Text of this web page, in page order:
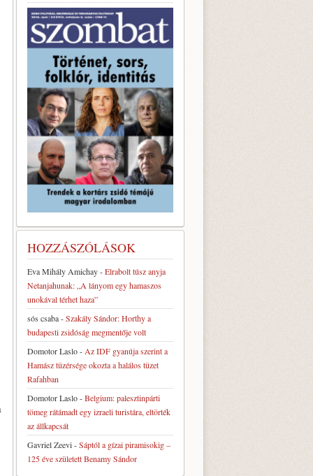
HOZZÁSZÓLÁSOK
Eva Mihály Amichay-Elrabolt túsz anyja
Netanjahunak: „A lányom egy hamaszos
unokával térhet haza”
sós csaba-Szakály Sándor: Horthy a
budapesti zsidóság megmentője volt
Domotor Laslo- Az IDF gyanúja szerint a
Hamász tüzérsége okozta a halálos tüzet
Rafahban
Domotor Laslo-Belgium: palesztinpárti
tömeg rátámadt egy izraeli turistára, eltörték
az állkapcsát
Gavriel Zeevi-Sáptól a gízai piramisokig –
125 éve született Benamy Sándor